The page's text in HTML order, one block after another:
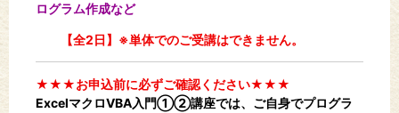
ログラム作成など
【全2日】※単体でのご受講はできません。
★★★お申込前に必ずご確認ください★★★
ExcelマクロVBA入門①②講座では、ご自身でプログラ